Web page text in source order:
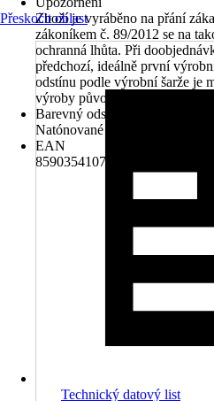
Zboží je vyráběno na přání
zákoníkem č. 89/2012 se na
ochranná lhůta. Při
předchozí, ideálně první
odstínu podle výrobní šarže je
výroby původní šarže.
Barevný odstín
Natónované v centru míchání
EAN
8590354107132
Přeskočit oblast
Technický datový list